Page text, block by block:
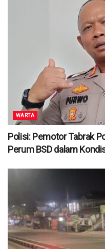
WARTA
Polisi: Pemotor Tabrak
Perum BSD dalam